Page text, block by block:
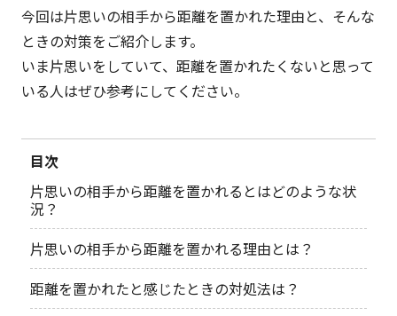
今回は片思いの相手から距離を置かれた理由と、そんな
ときの対策をご紹介します。
いま片思いをしていて、距離を置かれたくないと思って
いる人はぜひ参考にしてください。
目次
片思いの相手から距離を置かれるとはどのような状
況？
片思いの相手から距離を置かれる理由とは？
距離を置かれたと感じたときの対処法は？